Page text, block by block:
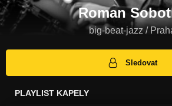
Roman
big-beat-jazz /
Sledovat
PLAYLIST KAPELY